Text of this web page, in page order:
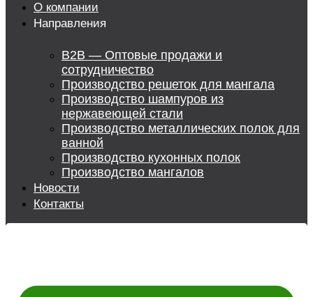
О компании
Направления
B2B — Оптовые продажи и
сотрудничество
Производство решеток для мангала
Производство шампуров из
нержавеющей стали
Производство металлических полок для
ванной
Производство кухонных полок
Производство мангалов
Новости
Контакты